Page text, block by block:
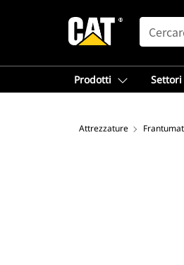
SEARCH
Prodotti Settori
Attrezzature